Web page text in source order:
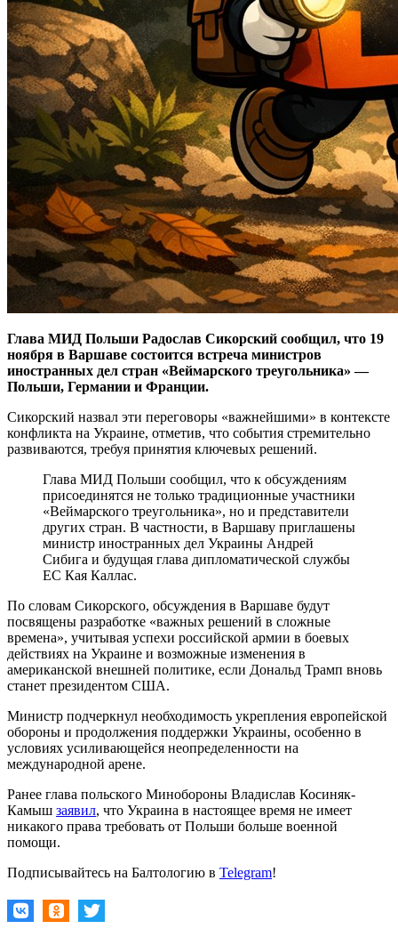
Глава МИД Польши Радослав Сикорский сообщил, что 19
ноября в Варшаве состоится встреча министров
иностранных дел стран «Веймарского треугольника» —
Польши, Германии и Франции.
Сикорский назвал эти переговоры «важнейшими» в контексте
конфликта на Украине, отметив, что события стремительно
развиваются, требуя принятия ключевых решений.
Глава МИД Польши сообщил, что к обсуждениям
присоединятся не только традиционные участники
«Веймарского треугольника», но и представители
других стран. В частности, в Варшаву приглашены
министр иностранных дел Украины Андрей
Сибига и будущая глава дипломатической службы
ЕС Кая Каллас.
По словам Сикорского, обсуждения в Варшаве будут
посвящены разработке «важных решений в сложные
времена», учитывая успехи российской армии в боевых
действиях на Украине и возможные изменения в
американской внешней политике, если Дональд Трамп вновь
станет президентом США.
Министр подчеркнул необходимость укрепления европейской
обороны и продолжения поддержки Украины, особенно в
условиях усиливающейся неопределенности на
международной арене.
Ранее глава польского Минобороны Владислав Косиняк-
Камыш заявил, что Украина в настоящее время не имеет
никакого права требовать от Польши больше военной
помощи.
Подписывайтесь на Балтологию в Telegram!